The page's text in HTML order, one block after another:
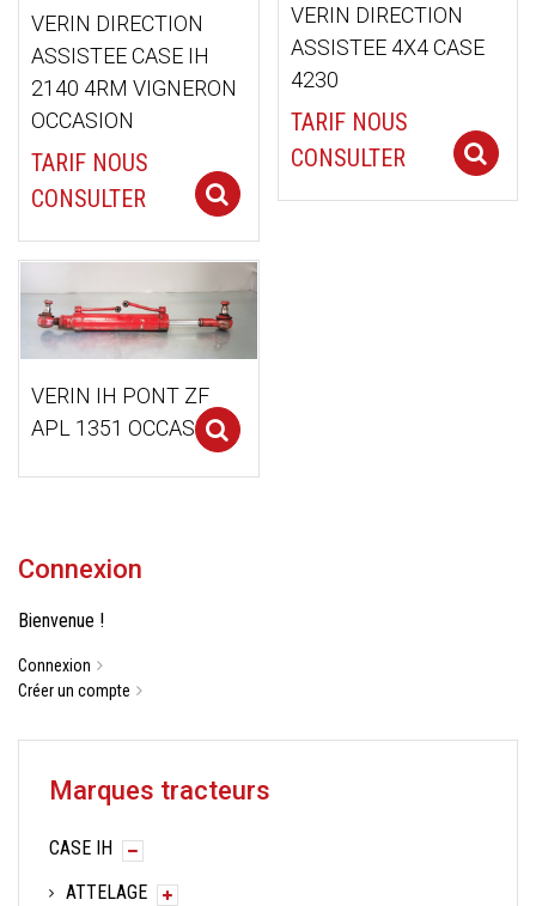
VERIN DIRECTION
ASSISTEE CASE IH
2140 4RM VIGNERON
OCCASION
TARIF NOUS
CONSULTER
Select options
VERIN DIRECTION
ASSISTEE 4X4 CASE
4230
TARIF NOUS
CONSULTER
VERIN IH PONT ZF
APL 1351 OCCASION
Connexion
Bienvenue !
Connexion
Créer un compte
Marques tracteurs
CASE IH
ATTELAGE